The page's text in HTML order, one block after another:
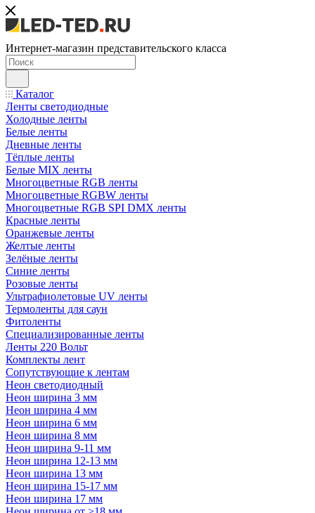
Интернет-магазин представительского класса
Каталог
Ленты светодиодные
Холодные ленты
Белые ленты
Дневные ленты
Тёплые ленты
Белые MIX ленты
Многоцветные RGB ленты
Многоцветные RGBW ленты
Многоцветные RGB SPI DMX ленты
Красные ленты
Оранжевые ленты
Желтые ленты
Зелёные ленты
Синие ленты
Розовые ленты
Ультрафиолетовые UV ленты
Термоленты для саун
Фитоленты
Специализированные ленты
Ленты 220 Вольт
Комплекты лент
Сопутствующие к лентам
Неон светодиодный
Неон ширина 3 мм
Неон ширина 4 мм
Неон ширина 6 мм
Неон ширина 8 мм
Неон ширина 9-11 мм
Неон ширина 12-13 мм
Неон ширина 13 мм
Неон ширина 15-17 мм
Неон ширина 17 мм